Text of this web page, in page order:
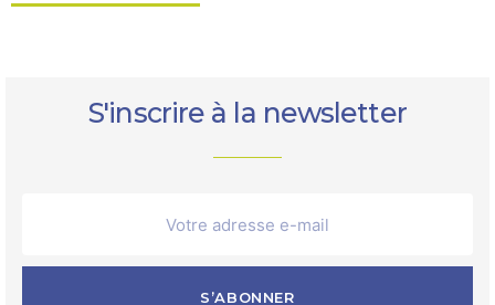
S'inscrire à la newsletter
S’ABONNER